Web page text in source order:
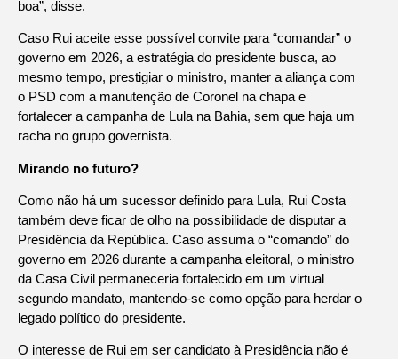
boa”, disse.
Caso Rui aceite esse possível convite para “comandar” o
governo em 2026, a estratégia do presidente busca, ao
mesmo tempo, prestigiar o ministro, manter a aliança com
o PSD com a manutenção de Coronel na chapa e
fortalecer a campanha de Lula na Bahia, sem que haja um
racha no grupo governista.
Mirando no futuro?
Como não há um sucessor definido para Lula, Rui Costa
também deve ficar de olho na possibilidade de disputar a
Presidência da República. Caso assuma o “comando” do
governo em 2026 durante a campanha eleitoral, o ministro
da Casa Civil permaneceria fortalecido em um virtual
segundo mandato, mantendo-se como opção para herdar o
legado político do presidente.
O interesse de Rui em ser candidato à Presidência não é